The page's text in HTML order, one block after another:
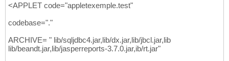
<APPLET code="appletexemple.test"
codebase="."
ARCHIVE= " lib/sqljdbc4.jar,lib/dx.jar,lib/jbcl.jar,lib
lib/beandt.jar,lib/jasperreports-3.7.0.jar,ib/rt.jar"